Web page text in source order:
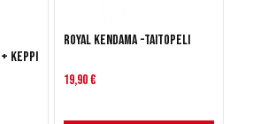
keppi
Royal Kendama -taitopeli
19,90 €